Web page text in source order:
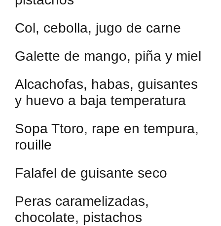
Col, cebolla, jugo de carne
Galette de mango, piña y miel
Alcachofas, habas, guisantes
y huevo a baja temperatura
Sopa Ttoro, rape en tempura,
rouille
Falafel de guisante seco
Peras caramelizadas,
chocolate, pistachos